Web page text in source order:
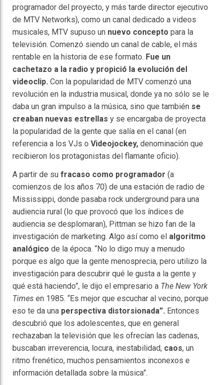
programador del proyecto, y más tarde director ejecutivo
de MTV Networks), como un canal dedicado a videos
musicales, MTV supuso un nuevo concepto para la
televisión. Comenzó siendo un canal de cable, el más
rentable en la historia de ese formato. Fue un
cachetazo a la radio y propició la evolución del
videoclip. Con la popularidad de MTV comenzó una
revolución en la industria musical, donde ya no sólo se le
daba un gran impulso a la música, sino que también se
creaban nuevas estrellas y se encargaba de proyecta
la popularidad de la gente que salía en el canal (en
referencia a los VJs o Videojockey, denominación que
recibieron los protagonistas del flamante oficio).
A partir de su fracaso como programador (a
comienzos de los años 70) de una estación de radio de
Mississippi, donde pasaba rock underground para una
audiencia rural (lo que provocó que los índices de
audiencia se desplomaran), Pittman se hizo fan de la
investigación de marketing. Algo así como el algoritmo
analógico de la época. “No lo digo muy a menudo
porque es algo que la gente menosprecia, pero utilizo la
investigación para descubrir qué le gusta a la gente y
qué está haciendo”, le dijo el empresario a The New York
Times en 1985. “Es mejor que escuchar al vecino, porque
eso te da una perspectiva distorsionada”. Entonces
descubrió que los adolescentes, que en general
rechazaban la televisión que les ofrecían las cadenas,
buscaban irreverencia, locura, inestabilidad, caos, un
ritmo frenético, muchos pensamientos inconexos e
información detallada sobre la música”.